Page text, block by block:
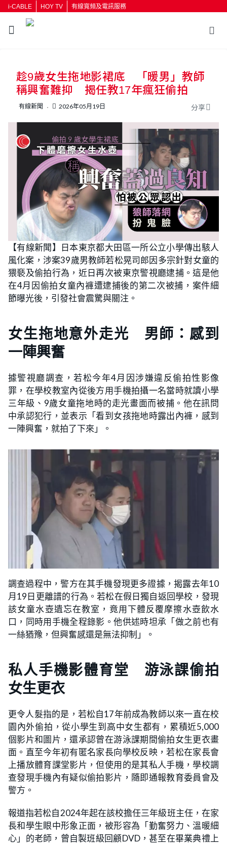
i-CABLE HOY TV 有線寬頻及電訊服務
趁9歲女生拖地影裙底 「暖男」教師
稱興奮難抑 揭任教17年瘋狂偷拍
有線新聞 2026年05月19日 分享
【有線新聞】日本東京都大田區一所公立小學傳出駭人
風化案，涉案39歲男教師若松晃司郎因多宗針對女童的
猥褻及偷拍行為，近日再次被東京警視廳逮捕。這是他
在4月因偷拍女童內褲遭逮捕後的第二次被捕，案件細
節曝光後，引發社會震驚與關注。
女生拖地意外走光 男師：感到
一陣興奮
據警視廳調查，若松今年4月因涉嫌違反偷拍性影像
罪，在學校教室內從後方用手機拍攝一名當時就讀小學
三年級、9歲女童拖地時的走光畫面而被捕。他在訊問
中承認犯行，並表示「看到女孩拖地時露出內褲，感到
一陣興奮，就拍了下來」。
調查過程中，警方在其手機發現更多證據，揭露去年10
月19日更離譜的行為。若松在假日獨自返回學校，發現
該女童水壺遺忘在教室，竟用下體反覆摩擦水壺飲水
口，同時用手機全程錄影。他供述時坦承「做之前也有
一絲猶豫，但興奮感還是無法抑制」。
私人手機影體育堂 游泳課偷拍
女生更衣
更令人髮指的是，若松自17年前成為教師以來一直在校
園內外偷拍，從小學生到高中女生都有，累積近5,000
個影片和圖片，還承認曾在游泳課期間偷拍女生更衣畫
面。直至今年初有匿名家長向學校反映，若松在家長會
上播放體育課堂影片，但使用的是其私人手機，學校調
查發現手機內有疑似偷拍影片，隨即通報教育委員會及
警方。
報道指若松自2024年起在該校擔任三年級班主任，在家
長和學生眼中形象正面，被形容為「勤奮努力、溫暖細
心」的老師，曾自製班級回顧DVD，甚至在畢業典禮上